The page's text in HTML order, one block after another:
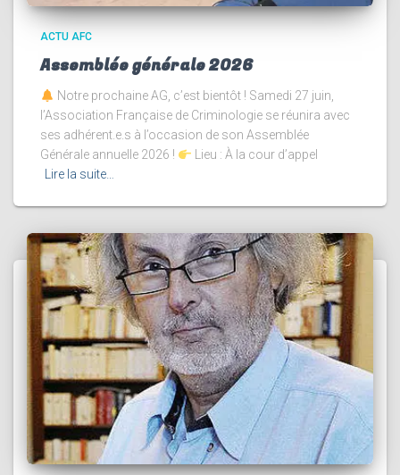
ACTU AFC
Assemblée générale 2026
Notre prochaine AG, c’est bientôt ! Samedi 27 juin,
l’Association Française de Criminologie se réunira avec
ses adhérent.e.s à l’occasion de son Assemblée
Générale annuelle 2026 !
Lieu : À la cour d’appel
Lire la suite…